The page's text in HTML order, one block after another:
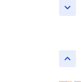
keyboard_arrow_down
keyboard_arrow_up